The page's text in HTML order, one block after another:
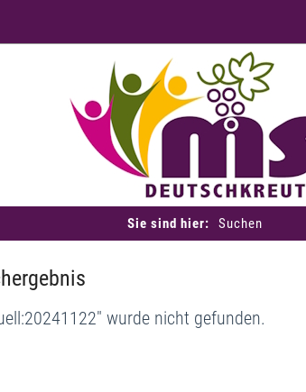
Sie sind hier: Suchen
wurde nicht gefunden.